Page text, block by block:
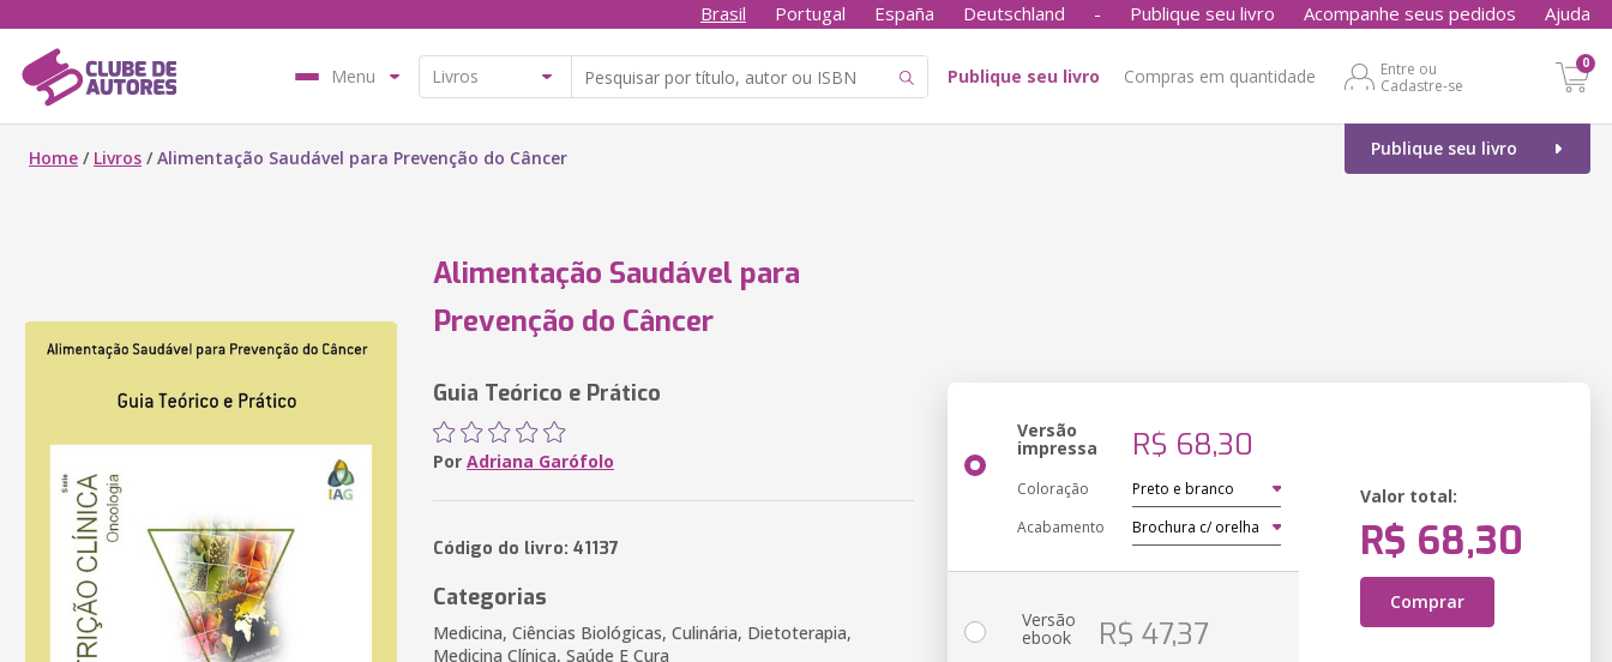
Brasil Portugal España Deutschland - Publique seu livro Acompanhe seus pedidos Ajuda
Menu Publique seu livro Compras em quantidade
Entre ou
Cadastre-se
0
Publique seu livro
Home / Livros /Alimentação Saudável para Prevenção do Câncer
Alimentação Saudável para
Prevenção do Câncer
Guia Teórico e Prático
Por Adriana Garófolo
Código do livro: 41137
Categorias
Medicina, Ciências Biológicas, Culinária, Dietoterapia,
Medicina Clínica, Saúde E Cura
Versão
impressa R$ 68,30
Coloração
Acabamento
Valor total:
R$ 68,30
Comprar
Versão
ebook R$ 47,37